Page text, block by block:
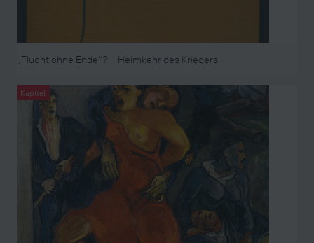
„Flucht ohne Ende“? – Heimkehr des Kriegers
Kapitel